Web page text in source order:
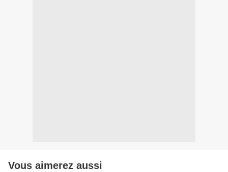
Vous aimerez aussi